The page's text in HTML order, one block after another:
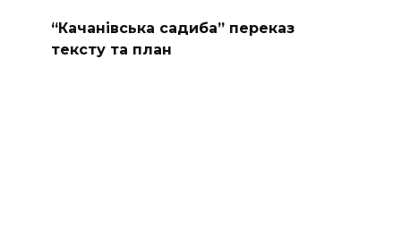
“Качанівська садиба” переказ
тексту та план